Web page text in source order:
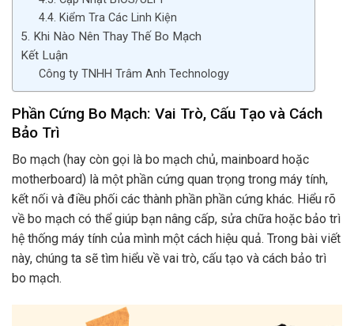
4.4. Kiểm Tra Các Linh Kiện
5. Khi Nào Nên Thay Thế Bo Mạch
Kết Luận
Công ty TNHH Trâm Anh Technology
Phần Cứng Bo Mạch: Vai Trò, Cấu Tạo và Cách
Bảo Trì
Bo mạch (hay còn gọi là bo mạch chủ, mainboard hoặc
motherboard) là một phần cứng quan trọng trong máy tính,
kết nối và điều phối các thành phần phần cứng khác. Hiểu rõ
về bo mạch có thể giúp bạn nâng cấp, sửa chữa hoặc bảo trì
hệ thống máy tính của mình một cách hiệu quả. Trong bài viết
này, chúng ta sẽ tìm hiểu về vai trò, cấu tạo và cách bảo trì
bo mạch.